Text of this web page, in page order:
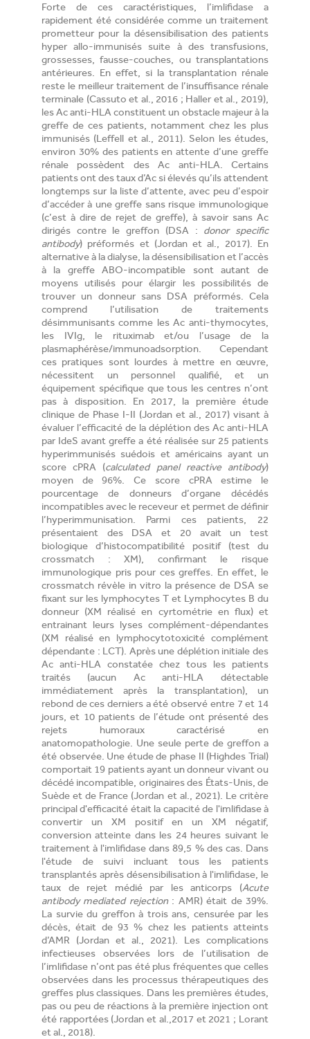
Forte de ces caractéristiques, l’imlifidase a
rapidement été considérée comme un traitement
prometteur pour la désensibilisation des patients
hyper allo-immunisés suite à des transfusions,
grossesses, fausse-couches, ou transplantations
antérieures. En effet, si la transplantation rénale
reste le meilleur traitement de l’insuffisance rénale
terminale (Cassuto et al., 2016 ; Haller et al., 2019),
les Ac anti-HLA constituent un obstacle majeur à la
greffe de ces patients, notamment chez les plus
immunisés (Leffell et al., 2011). Selon les études,
environ 30% des patients en attente d’une greffe
rénale possèdent des Ac anti-HLA. Certains
patients ont des taux d’Ac si élevés qu’ils attendent
longtemps sur la liste d’attente, avec peu d’espoir
d’accéder à une greffe sans risque immunologique
(c’est à dire de rejet de greffe), à savoir sans Ac
dirigés contre le greffon (DSA : donor specific
antibody) préformés et (Jordan et al., 2017). En
alternative à la dialyse, la désensibilisation et l’accès
à la greffe ABO-incompatible sont autant de
moyens utilisés pour élargir les possibilités de
trouver un donneur sans DSA préformés. Cela
comprend l’utilisation de traitements
désimmunisants comme les Ac anti-thymocytes,
les IVIg, le rituximab et/ou l’usage de la
plasmaphérèse/immunoadsorption. Cependant
ces pratiques sont lourdes à mettre en œuvre,
nécessitent un personnel qualifié, et un
équipement spécifique que tous les centres n’ont
pas à disposition. En 2017, la première étude
clinique de Phase I-II (Jordan et al., 2017) visant à
évaluer l’efficacité de la déplétion des Ac anti-HLA
par IdeS avant greffe a été réalisée sur 25 patients
hyperimmunisés suédois et américains ayant un
score cPRA (calculated panel reactive antibody)
moyen de 96%. Ce score cPRA estime le
pourcentage de donneurs d’organe décédés
incompatibles avec le receveur et permet de définir
l’hyperimmunisation. Parmi ces patients, 22
présentaient des DSA et 20 avait un test
biologique d’histocompatibilité positif (test du
crossmatch : XM), confirmant le risque
immunologique pris pour ces greffes. En effet, le
crossmatch révèle in vitro la présence de DSA se
fixant sur les lymphocytes T et Lymphocytes B du
donneur (XM réalisé en cyrtométrie en flux) et
entrainant leurs lyses complément-dépendantes
(XM réalisé en lymphocytotoxicité complément
dépendante : LCT). Après une déplétion initiale des
Ac anti-HLA constatée chez tous les patients
traités (aucun Ac anti-HLA détectable
immédiatement après la transplantation), un
rebond de ces derniers a été observé entre 7 et 14
jours, et 10 patients de l’étude ont présenté des
rejets humoraux caractérisé en
anatomopathologie. Une seule perte de greffon a
été observée. Une étude de phase II (Highdes Trial)
comportait 19 patients ayant un donneur vivant ou
décédé incompatible, originaires des États-Unis, de
Suède et de France (Jordan et al., 2021). Le critère
principal d'efficacité était la capacité de l'imlifidase à
convertir un XM positif en un XM négatif,
conversion atteinte dans les 24 heures suivant le
traitement à l'imlifidase dans 89,5 % des cas. Dans
l'étude de suivi incluant tous les patients
transplantés après désensibilisation à l'imlifidase, le
taux de rejet médié par les anticorps (Acute
antibody mediated rejection: AMR) était de 39%.
La survie du greffon à trois ans, censurée par les
décès, était de 93 % chez les patients atteints
d’AMR (Jordan et al., 2021). Les complications
infectieuses observées lors de l’utilisation de
l’imlifidase n’ont pas été plus fréquentes que celles
observées dans les processus thérapeutiques des
greffes plus classiques. Dans les premières études,
pas ou peu de réactions à la première injection ont
été rapportées (Jordan et al.,2017 et 2021 ; Lorant
et al., 2018).